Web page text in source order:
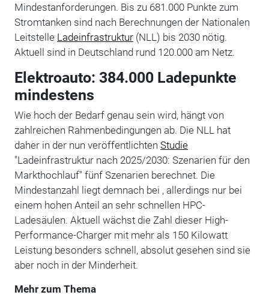
Mindestanforderungen. Bis zu 681.000 Punkte zum
Stromtanken sind nach Berechnungen der Nationalen
Leitstelle Ladeinfrastruktur(NLL) bis 2030 nötig.
Aktuell sind in Deutschland rund 120.000 am Netz.
Elektroauto: 384.000 Ladepunkte
mindestens
Wie hoch der Bedarf genau sein wird, hängt von
zahlreichen Rahmenbedingungen ab. Die NLL hat
daher in der nun veröffentlichten Studie
"Ladeinfrastruktur nach 2025/2030: Szenarien für den
Markthochlauf" fünf Szenarien berechnet. Die
Mindestanzahl liegt demnach bei , allerdings nur bei
einem hohen Anteil an sehr schnellen HPC-
Ladesäulen. Aktuell wächst die Zahl dieser High-
Performance-Charger mit mehr als 150 Kilowatt
Leistung besonders schnell, absolut gesehen sind sie
aber noch in der Minderheit.
Mehr zum Thema